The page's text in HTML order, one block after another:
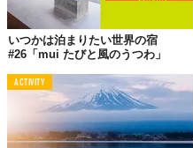
いつかは泊まりたい世界の宿
#26「mui たびと風のうつわ」
ACTIVITY